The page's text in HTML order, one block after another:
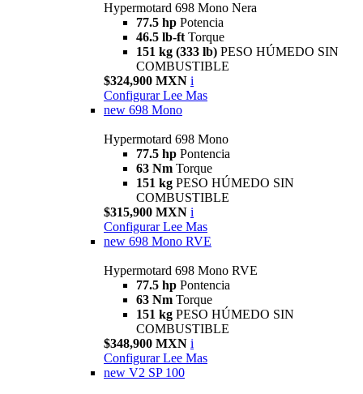
Hypermotard 698 Mono Nera
77.5 hp Potencia
46.5 lb-ft Torque
151 kg (333 lb) PESO HÚMEDO SIN
COMBUSTIBLE
$324,900 MXN i
Configurar Lee Mas
new 698 Mono
Hypermotard 698 Mono
77.5 hp Pontencia
63 Nm Torque
151 kg PESO HÚMEDO SIN
COMBUSTIBLE
$315,900 MXN i
Configurar Lee Mas
new 698 Mono RVE
Hypermotard 698 Mono RVE
77.5 hp Pontencia
63 Nm Torque
151 kg PESO HÚMEDO SIN
COMBUSTIBLE
$348,900 MXN i
Configurar Lee Mas
new V2 SP 100